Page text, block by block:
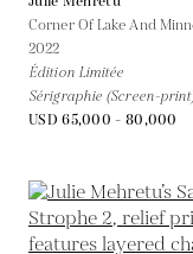
Corner Of Lake And
2022
Édition Limitée
Sérigraphie (Screen-
USD 65,000 - 80,000